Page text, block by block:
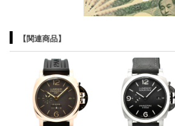
【関連商品】